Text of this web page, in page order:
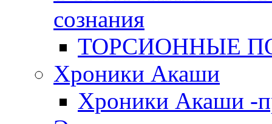
сознания
ТОРСИОННЫЕ
Хроники Акаши
Хроники Акаши -